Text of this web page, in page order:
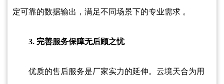
定可靠的数据输出，满足不同场景下的专业需求 。
3. 完善服务保障无后顾之忧
优质的售后服务是厂家实力的延伸。云境天合为用